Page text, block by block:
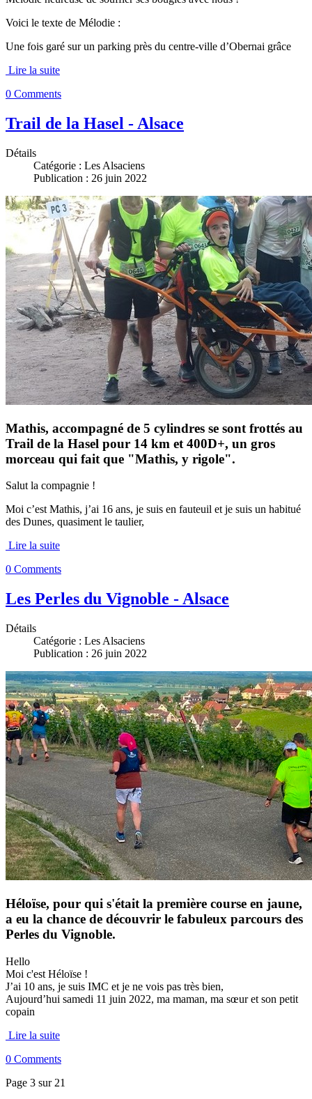
Voici le texte de Mélodie :
Une fois garé sur un parking près du centre-ville d’Obernai grâce
Lire la suite
0 Comments
Trail de la Hasel - Alsace
Détails
Catégorie : Les Alsaciens
Publication : 26 juin 2022
Mathis, accompagné de 5 cylindres se sont frottés au
Trail de la Hasel pour 14 km et 400D+, un gros
morceau qui fait que "Mathis, y rigole".
Salut la compagnie !
Moi c’est Mathis, j’ai 16 ans, je suis en fauteuil et je suis un habitué
des Dunes, quasiment le taulier,
Lire la suite
0 Comments
Les Perles du Vignoble - Alsace
Détails
Catégorie : Les Alsaciens
Publication : 26 juin 2022
Héloïse, pour qui s'était la première course en jaune,
a eu la chance de découvrir le fabuleux parcours des
Perles du Vignoble.
Hello
Moi c'est Héloïse !
J’ai 10 ans, je suis IMC et je ne vois pas très bien,
Aujourd’hui samedi 11 juin 2022, ma maman, ma sœur et son petit
copain
Lire la suite
0 Comments
Page 3 sur 21